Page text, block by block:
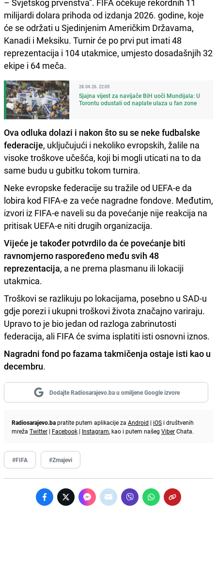
milijardi dolara prihoda od izdanja 2026. godine, koje
će se održati u Sjedinjenim Američkim Državama,
Kanadi i Meksiku. Turnir će po prvi put imati 48
reprezentacija i 104 utakmice, umjesto dosadašnjih 32
ekipe i 64 meča.
28.04.26. 22:05
Sjajna vijest za navijače BiH uoči Mundijala: U
Torontu odustali od naplate ulaza u fan zone
Ova odluka dolazi i nakon što su se neke fudbalske
federacije, uključujući i nekoliko evropskih, žalile na
visoke troškove učešća, koji bi mogli uticati na to da
same budu u gubitku tokom turnira.
Neke evropske federacije su tražile od UEFA-e da
lobira kod FIFA-e za veće nagradne fondove. Međutim,
izvori iz FIFA-e naveli su da povećanje nije reakcija na
pritisak UEFA-e niti drugih organizacija.
Vijeće je također potvrdilo da će povećanje biti
ravnomjerno raspoređeno među svih 48
reprezentacija, a ne prema plasmanu ili lokaciji
utakmica.
Troškovi se razlikuju po lokacijama, posebno u SAD-u
gdje porezi i ukupni troškovi života značajno variraju.
Upravo to je bio jedan od razloga zabrinutosti
federacija, ali FIFA će svima isplatiti isti osnovni iznos.
Nagradni fond po fazama takmičenja ostaje isti kao u
decembru.
Dodajte Radiosarajevo.ba u omiljene Google izvore
Radiosarajevo.bapratite putem aplikacije za Android | iOS i društvenih
mreža Twitter | Facebook | Instagram, kao i putem našeg ViberChata.
#FIFA #Zmajevi